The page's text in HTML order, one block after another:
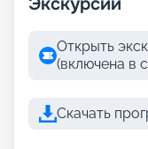
Открыть
(включена в
Скачать